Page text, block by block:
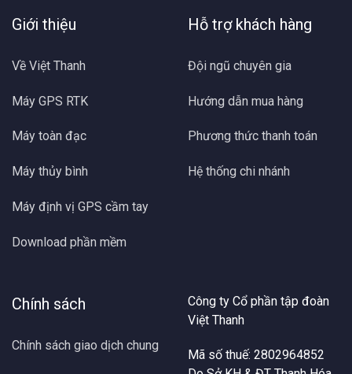
Giới thiệu
Về Việt Thanh
Máy GPS RTK
Máy toàn đạc
Máy thủy bình
Máy định vị GPS cầm tay
Download phần mềm
Hỗ trợ khách hàng
Đội ngũ chuyên gia
Hướng dẫn mua hàng
Phương thức thanh toán
Hệ thống chi nhánh
Chính sách
Chính sách giao dịch chung
Công ty Cổ phần tập đoàn
Việt Thanh
Mã số thuế: 2802964852